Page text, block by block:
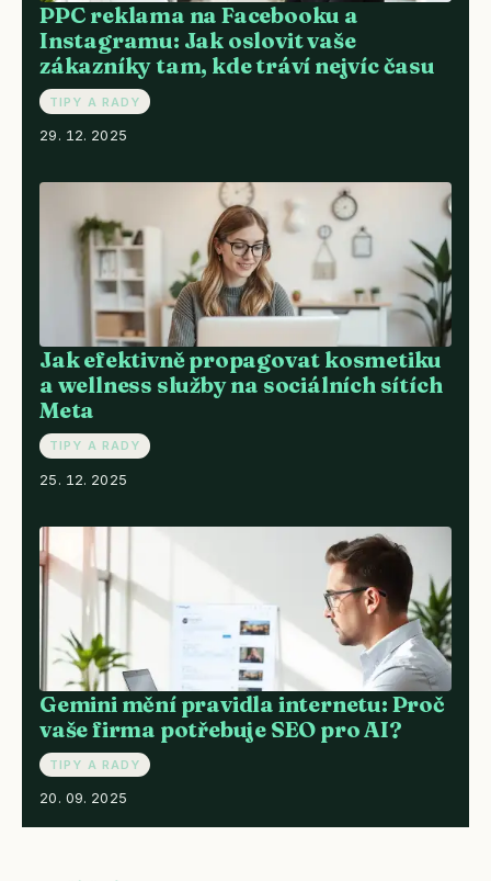
PPC reklama na Facebooku a
Instagramu: Jak oslovit vaše
zákazníky tam, kde tráví nejvíc času
TIPY A RADY
29. 12. 2025
Jak efektivně propagovat kosmetiku
a wellness služby na sociálních sítích
Meta
TIPY A RADY
25. 12. 2025
Gemini mění pravidla internetu: Proč
vaše firma potřebuje SEO pro AI?
TIPY A RADY
20. 09. 2025